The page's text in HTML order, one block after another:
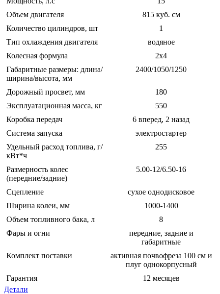
Объем двигателя
815 куб. см
Количество цилиндров, шт
1
Тип охлаждения двигателя
водяное
Колесная формула
2х4
Габаритные размеры: длина/
ширина/высота, мм
2400/1050/1250
Дорожный просвет, мм
180
Эксплуатационная масса, кг
550
Коробка передач
6 вперед, 2 назад
Система запуска
электростартер
Удельный расход топлива, г/
кВт*ч
255
Размерность колес
(передние/задние)
5.00-12/6.50-16
Сцепление
сухое однодисковое
Ширина колеи, мм
1000-1400
Объем топливного бака, л
8
Фары и огни
передние, задние и
габаритные
Комплект поставки
активная почвофреза 100 см и
плуг однокорпусный
Гарантия
12 месяцев
Детали